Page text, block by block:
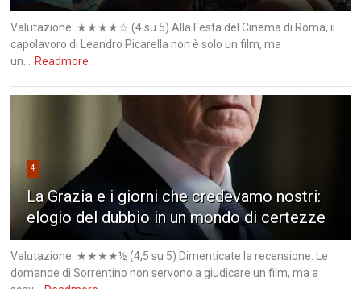
Valutazione: ★★★★☆ (4 su 5) Alla Festa del Cinema di Roma, il
capolavoro di Leandro Picarella non è solo un film, ma
un...
Readmore
4
La Grazia e i giorni che credevamo nostri:
elogio del dubbio in un mondo di certezze
Valutazione: ★★★★½ (4,5 su 5) Dimenticate la recensione. Le
domande di Sorrentino non servono a giudicare un film, ma a